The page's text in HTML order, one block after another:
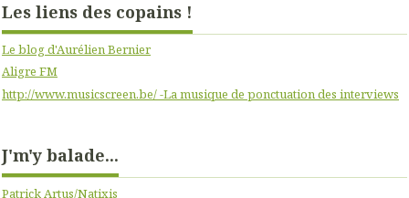
Les liens des copains !
Le blog d'Aurélien Bernier
Aligre FM
http://www.musicscreen.be/ -La musique de ponctuation des interviews
J'm'y balade...
Patrick Artus/Natixis